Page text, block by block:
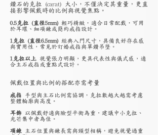
鑽石的克拉 (carat) 大小，不僅決定其重量，更直
接影響佩戴時的比例與視覺焦點。
0.5克拉 (直徑5mm) 輕巧精緻，適合日常配戴，可用
於耳環、細項鍊或簡約戒指設計。
1克拉 (直徑6.5mm) 經典入門尺寸，具備良好存在感
與實用性，常見於訂婚戒指與單鑽吊墜。
1克拉以上 視覺張力明顯，更具代表性與儀式感，適
合主石戒指或重點式設計。
佩戴位置與比例的搭配亦需考量
戒指 手型與主石比例需協調，克拉數越大越需考慮
整體輪廓與高度。
耳飾 以佩戴舒適與臉型平衡為重，建議中小克拉、
光芒集中者為佳。
項鍊 主石位置與鍊長需與頸型相稱，避免視覺過重